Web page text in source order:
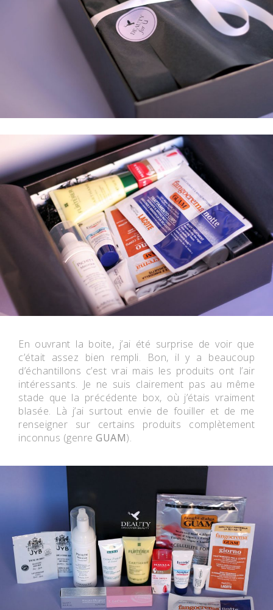
En ouvrant la boite, j’ai été surprise de voir que
c’était assez bien rempli. Bon, il y a beaucoup
d’échantillons c’est vrai mais les produits ont l’air
intéressants. Je ne suis clairement pas au même
stade que la précédente box, où j’étais vraiment
blasée. Là j’ai surtout envie de fouiller et de me
renseigner sur certains produits complètement
inconnus (genre GUAM).